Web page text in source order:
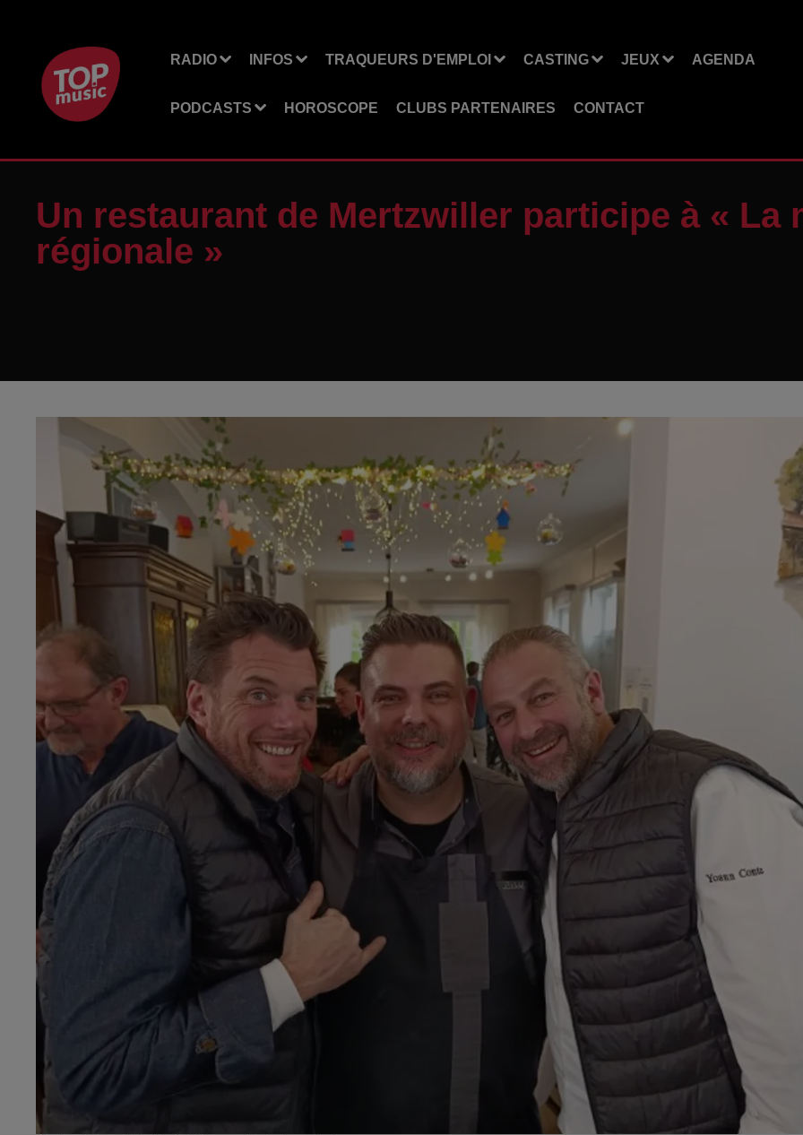
RADIO INFOS TRAQUEURS D'EMPLOI CASTING JEUX AGENDA
PODCASTS HOROSCOPE CLUBS PARTENAIRES CONTACT
Un restaurant de Mertzwiller participe à « La
régionale »